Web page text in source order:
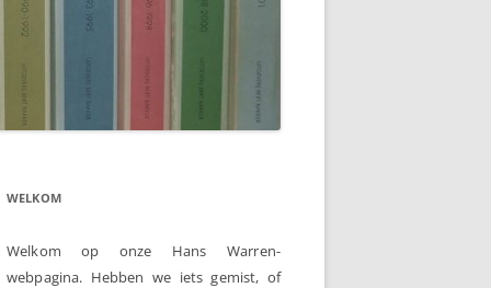
WELKOM
Welkom op onze Hans Warren-
webpagina. Hebben we iets gemist, of